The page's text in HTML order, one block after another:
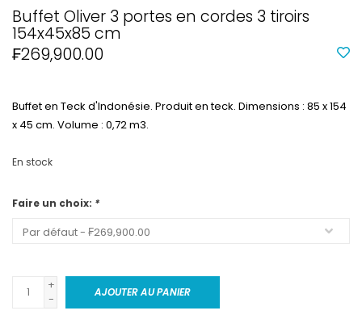
Buffet Oliver 3 portes en cordes 3 tiroirs
154x45x85 cm
₣269,900.00
Buffet en Teck d'Indonésie. Produit en teck. Dimensions : 85 x 154
x 45 cm. Volume : 0,72 m3.
En stock
Faire un choix: *
+
-
AJOUTER AU PANIER